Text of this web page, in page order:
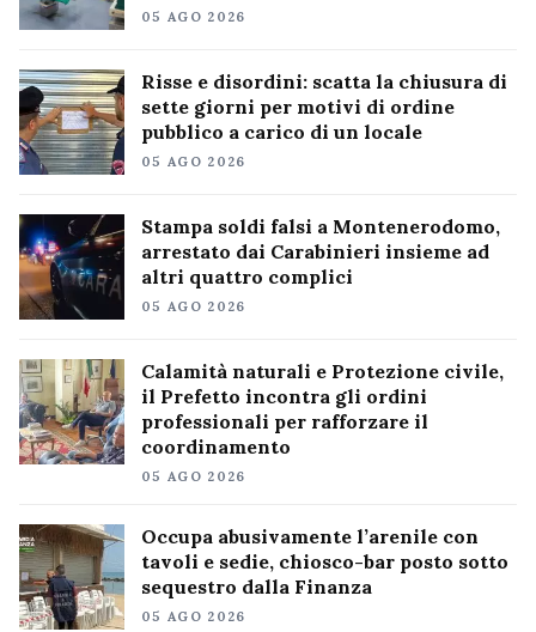
05 AGO 2026
Risse e disordini: scatta la chiusura di
sette giorni per motivi di ordine
pubblico a carico di un locale
05 AGO 2026
Stampa soldi falsi a Montenerodomo,
arrestato dai Carabinieri insieme ad
altri quattro complici
05 AGO 2026
Calamità naturali e Protezione civile,
il Prefetto incontra gli ordini
professionali per rafforzare il
coordinamento
05 AGO 2026
Occupa abusivamente l’arenile con
tavoli e sedie, chiosco-bar posto sotto
sequestro dalla Finanza
05 AGO 2026